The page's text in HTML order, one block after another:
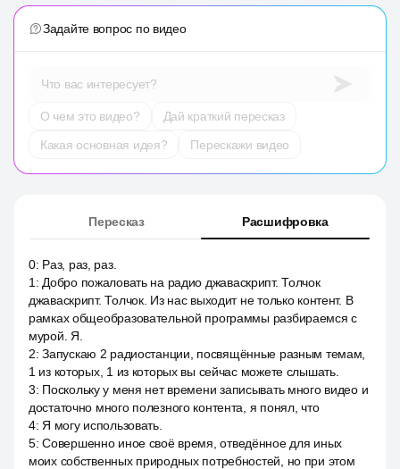
Задайте вопрос по видео
Что вас интересует?
О чем это видео?
Дай краткий пересказ
Какая основная идея?
Перескажи видео
Пересказ Расшифровка
0: Раз, раз, раз.
1 : Добро пожаловать на радио джаваскрипт. Толчок
джаваскрипт. Толчок. Из нас выходит не только контент. В
рамках общеобразовательной программы разбираемся с
мурой. Я.
2:Запускаю 2 радиостанции, посвящённые разным темам,
1 из которых, 1 из которых вы сейчас можете слышать.
3: Поскольку у меня нет времени записывать много видео и
достаточно много полезного контента, я понял, что
4: Я могу использовать.
5:Совершенно иное своё время, отведённое для иных
моих собственных природных потребностей, но при этом